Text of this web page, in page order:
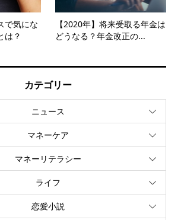
で気にな
は？
【2020年】将来受取る年金は
どうなる？年金改正の...
カテゴリー
ニュース
マネーケア
マネーリテラシー
ライフ
恋愛小説